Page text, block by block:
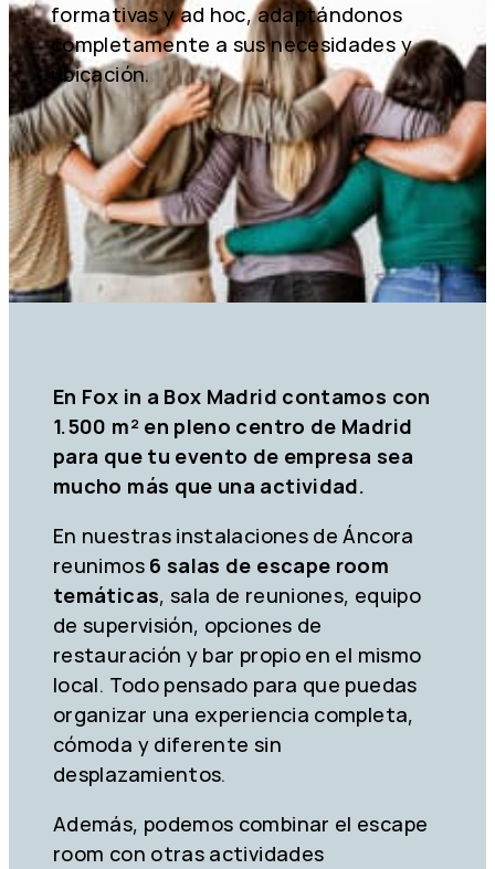
formativas y ad hoc, adaptándonos
completamente a sus necesidades y
ubicación.
En Fox in a Box Madrid contamos con
1.500 m² en pleno centro de Madrid
para que tu evento de empresa sea
mucho más que una actividad.
En nuestras instalaciones de Áncora
reunimos 6 salas de escape room
temáticas, sala de reuniones, equipo
de supervisión, opciones de
restauración y bar propio en el mismo
local. Todo pensado para que puedas
organizar una experiencia completa,
cómoda y diferente sin
desplazamientos.
Además, podemos combinar el escape
room con otras actividades